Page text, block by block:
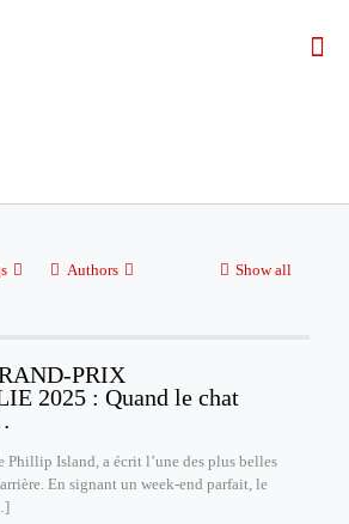
Authors Show all
PRIX
2025 : Quand le chat
Phillip Island, a écrit l’une des plus belles
En signant un week-end parfait, le